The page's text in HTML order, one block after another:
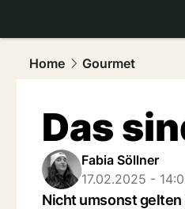
Home
Gourmet
Das
Fabia Söllner
17.02.2025 -
Nicht umsonst